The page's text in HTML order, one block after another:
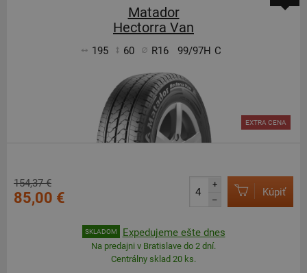
Matador
Hectorra Van
195 60 R16 99/97H C
EXTRA CENA
154,37 €
85,00 €
+
–
Kúpiť
SKLADOM Expedujeme ešte dnes
Na predajni v Bratislave do 2 dní.
Centrálny sklad 20 ks.